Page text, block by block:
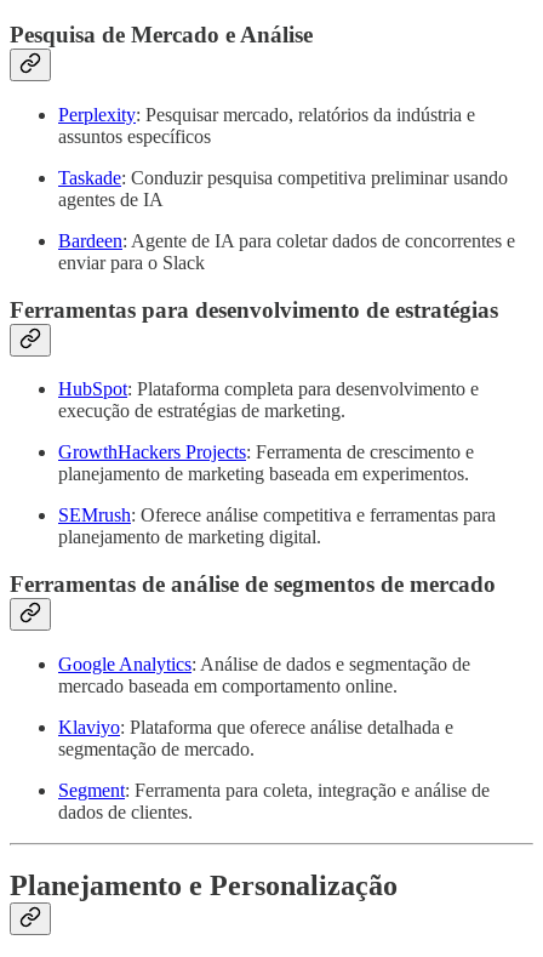
Pesquisa de Mercado e Análise
Perplexity: Pesquisar mercado, relatórios da indústria e
assuntos específicos
Taskade: Conduzir pesquisa competitiva preliminar usando
agentes de IA
Bardeen: Agente de IA para coletar dados de concorrentes e
enviar para o Slack
Ferramentas para desenvolvimento de estratégias
HubSpot: Plataforma completa para desenvolvimento e
execução de estratégias de marketing.
GrowthHackers Projects: Ferramenta de crescimento e
planejamento de marketing baseada em experimentos.
SEMrush: Oferece análise competitiva e ferramentas para
planejamento de marketing digital.
Ferramentas de análise de segmentos de mercado
Google Analytics: Análise de dados e segmentação de
mercado baseada em comportamento online.
Klaviyo: Plataforma que oferece análise detalhada e
segmentação de mercado.
Segment: Ferramenta para coleta, integração e análise de
dados de clientes.
Planejamento e Personalização